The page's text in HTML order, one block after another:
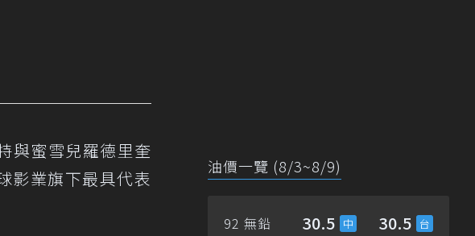
與蜜雪兒羅德里奎
影業旗下最具代表
油價一覽 (8/3~8/9)
92 無鉛 30.5 30.5